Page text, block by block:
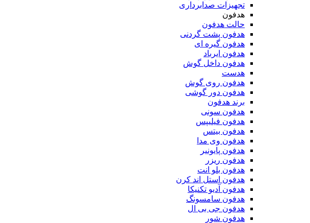
تجهیزات صدابرداری
هدفون
حالت هدفون
هدفون پشت گردنی
هدفون گیره ای
هدفون ایرباد
هدفون داخل گوش
هدست
هدفون روی گوش
هدفون دور گوشی
برند هدفون
هدفون سونی
هدفون فیلیپس
هدفون بیتس
هدفون وی مدا
هدفون پایونیر
هدفون ریزر
هدفون بلو انت
هدفون استل اند کرن
هدفون آدیو تکنیکا
هدفون سامسونگ
هدفون جی بی ال
هدفون شور